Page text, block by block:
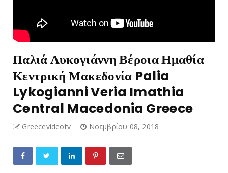
Παλιά Λυκογιάννη Βέροια Ημαθία
Κεντρική Μακεδονία Palia
Lykogianni Veria Imathia
Central Macedonia Greece
Greecevideotv Νοεμβρίου 08, 2018